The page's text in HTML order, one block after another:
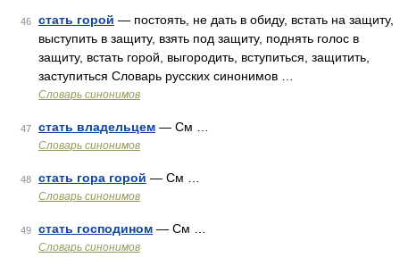
46 стать горой — постоять, не дать в обиду, встать на защиту,
выступить в защиту, взять под защиту, поднять голос в
защиту, встать горой, выгородить, вступиться, защитить,
заступиться Словарь русских синонимов …
Словарь синонимов
47 стать владельцем — См …
Словарь синонимов
48 стать гора горой — См …
Словарь синонимов
49 стать господином — См …
Словарь синонимов